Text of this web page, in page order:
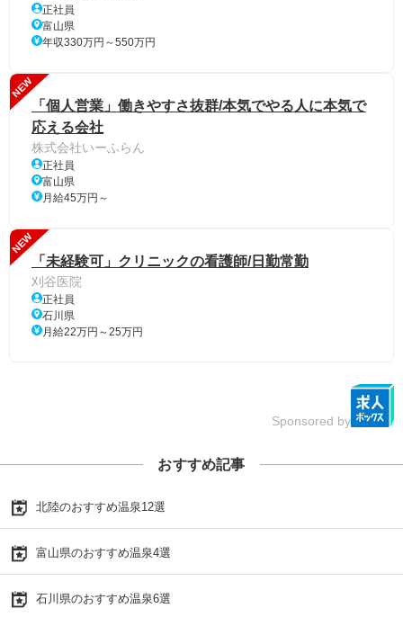
正社員
富山県
年収330万円～550万円
NEW
「個人営業」働きやすさ抜群/本気でやる人に本気で
応える会社
株式会社いーふらん
正社員
富山県
月給45万円～
NEW
「未経験可」クリニックの看護師/日勤常勤
刈谷医院
正社員
石川県
月給22万円～25万円
Sponsored by
おすすめ記事
北陸のおすすめ温泉12選
富山県のおすすめ温泉4選
石川県のおすすめ温泉6選